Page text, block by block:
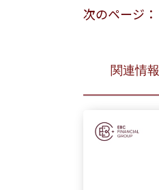
次のページ：
関連情報